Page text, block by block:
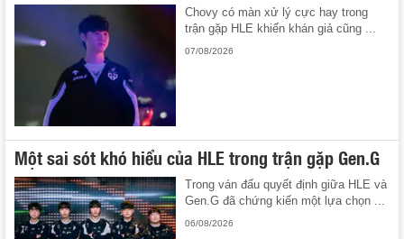
Chovy có màn xử lý cực hay trong
trận gặp HLE khiến khán giả cũng ...
07/08/2026
Một sai sót khó hiểu của HLE trong trận gặp Gen.G
Trong ván đấu quyết định giữa HLE và
Gen.G đã chứng kiến một lựa chọn ...
06/08/2026